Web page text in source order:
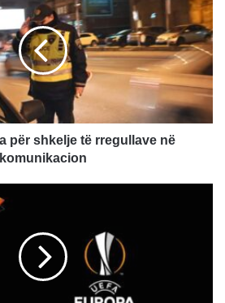
për shkelje të rregullave në
komunikacion